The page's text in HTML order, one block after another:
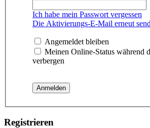
Ich habe mein Passwort vergessen
Die Aktivierungs-E-Mail erneut
Angemeldet bleiben
Meinen Online-Status während
verbergen
Registrieren